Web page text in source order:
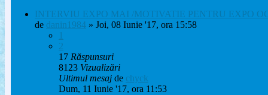
INTERVIU EXPO MAI /MOTIVATIE PENTRU EXPO
de danin1984 » Joi, 08 Iunie '17, ora 15:58
1
2
17 Răspunsuri
8123 Vizualizări
Ultimul mesaj de chyck
Dum, 11 Iunie '17, ora 11:53